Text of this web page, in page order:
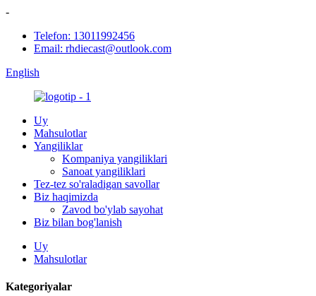
-
Telefon: 13011992456
Email: rhdiecast@outlook.com
English
Uy
Mahsulotlar
Yangiliklar
Kompaniya yangiliklari
Sanoat yangiliklari
Tez-tez so'raladigan savollar
Biz haqimizda
Zavod bo'ylab sayohat
Biz bilan bog'lanish
Uy
Mahsulotlar
Kategoriyalar